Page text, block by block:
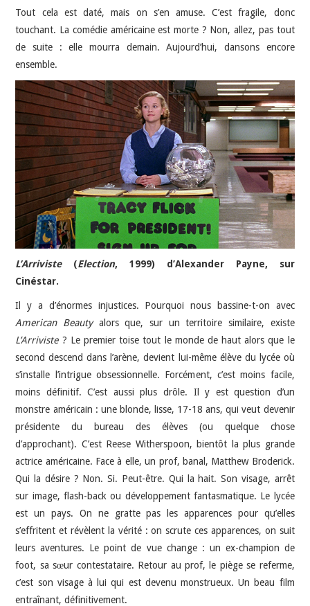
Tout cela est daté, mais on s’en amuse. C’est fragile, donc
touchant. La comédie américaine est morte ? Non, allez, pas tout
de suite : elle mourra demain. Aujourd’hui, dansons encore
ensemble.
L’Arriviste(Election, 1999) d’Alexander Payne, sur
Cinéstar.
Il y a d’énormes injustices. Pourquoi nous bassine-t-on avec
American Beautyalors que, sur un territoire similaire, existe
L’Arriviste? Le premier toise tout le monde de haut alors que le
second descend dans l’arène, devient lui-même élève du lycée où
s’installe l’intrigue obsessionnelle. Forcément, c’est moins facile,
moins définitif. C’est aussi plus drôle. Il y est question d’un
monstre américain : une blonde, lisse, 17-18 ans, qui veut devenir
présidente du bureau des élèves (ou quelque chose
d’approchant). C’est Reese Witherspoon, bientôt la plus grande
actrice américaine. Face à elle, un prof, banal, Matthew Broderick.
Qui la désire ? Non. Si. Peut-être. Qui la hait. Son visage, arrêt
sur image, flash-back ou développement fantasmatique. Le lycée
est un pays. On ne gratte pas les apparences pour qu’elles
s’effritent et révèlent la vérité : on scrute ces apparences, on suit
leurs aventures. Le point de vue change : un ex-champion de
foot, sa sœur contestataire. Retour au prof, le piège se referme,
c’est son visage à lui qui est devenu monstrueux. Un beau film
entraînant, définitivement.